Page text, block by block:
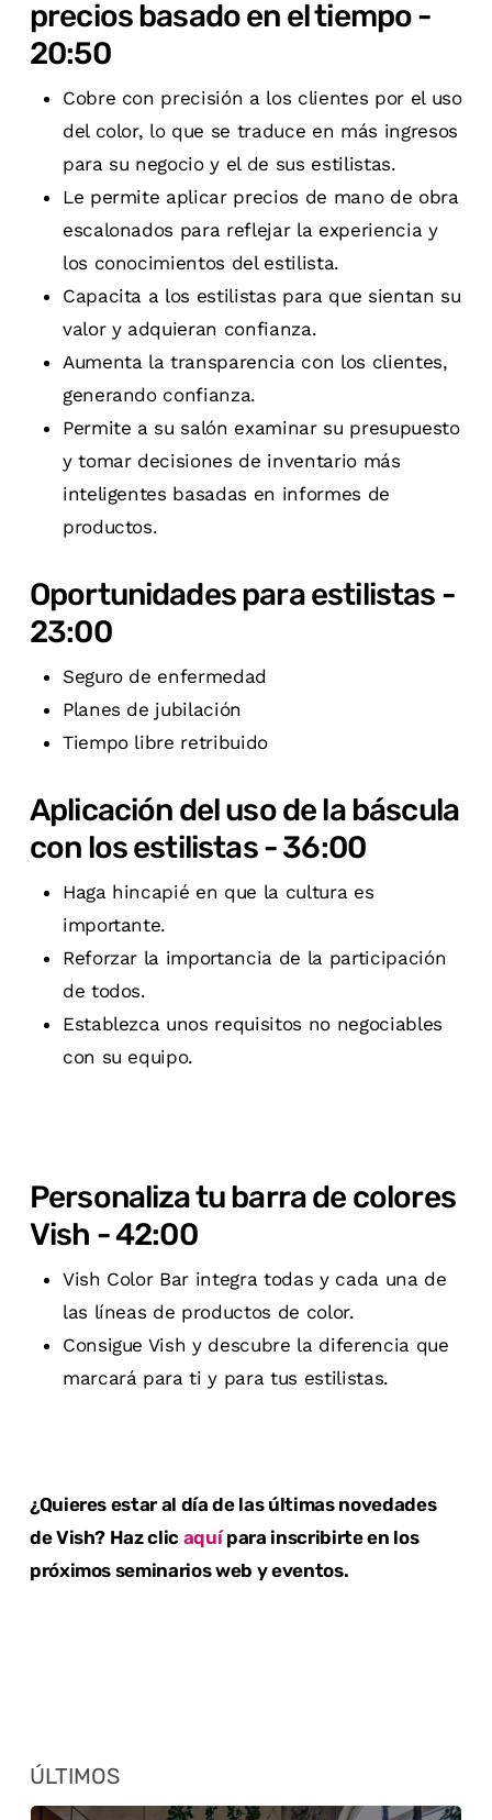
precios basado en el tiempo -
20:50
Cobre con precisión a los clientes por el uso
del color, lo que se traduce en más ingresos
para su negocio y el de sus estilistas.
Le permite aplicar precios de mano de obra
escalonados para reflejar la experiencia y
los conocimientos del estilista.
Capacita a los estilistas para que sientan su
valor y adquieran confianza.
Aumenta la transparencia con los clientes,
generando confianza.
Permite a su salón examinar su presupuesto
y tomar decisiones de inventario más
inteligentes basadas en informes de
productos.
Oportunidades para estilistas -
23:00
Seguro de enfermedad
Planes de jubilación
Tiempo libre retribuido
Aplicación del uso de la báscula
con los estilistas - 36:00
Haga hincapié en que la cultura es
importante.
Reforzar la importancia de la participación
de todos.
Establezca unos requisitos no negociables
con su equipo.
Personaliza tu barra de colores
Vish - 42:00
Vish Color Bar integra todas y cada una de
las líneas de productos de color.
Consigue Vish y descubre la diferencia que
marcará para ti y para tus estilistas.
¿Quieres estar al día de las últimas novedades
de Vish? Haz clic aquípara inscribirte en los
próximos seminarios web y eventos.
ÚLTIMOS